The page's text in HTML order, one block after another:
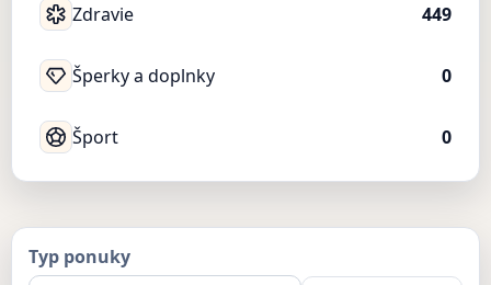
Zdravie 449
Šperky a doplnky 0
Šport 0
Typ ponuky